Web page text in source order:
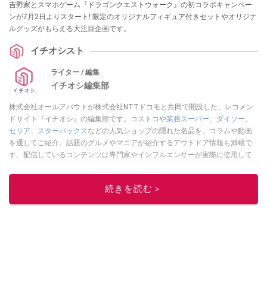
吉野家とスマホゲーム『ドラゴンクエストウォーク』の初コラボキャンペー
ンが7月2日よりスタート! 限定のオリジナルフィギュア付きセットやオリジナ
ルグッズがもらえる大注目企画です。
イチオシスト
ライター / 編集
イチオシ編集部
株式会社オールアバウトが株式会社NTTドコモと共同で開設した、レコメン
ドサイト『イチオシ』の編集部です。
コストコや業務スーパー、 ダイソー、
セリア、 スターバックスなどの人気ショップの隠れた名品を、コラムや動画
を通してご紹介。話題のグルメやマニアが紹介するアウトドア情報も満載で
す。配信しているコンテンツは専門家やインフルエンサーが実際に使用して
ニュースでフォロー
続きを読む＞